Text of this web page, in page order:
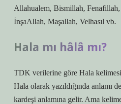
Allahualem, Bismillah,
İnşaAllah, Maşallah, Velhasıl vb.
Hala mı hâlâ mı?
TDK verilerine göre Hala
Hala olarak yazıldığında anlamı
kardeşi anlamına gelir. Ama